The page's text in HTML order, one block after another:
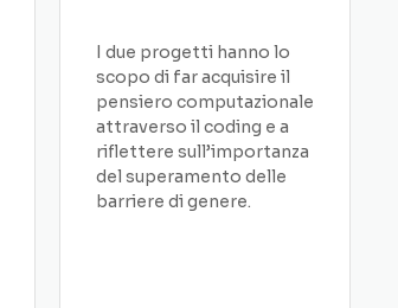
I due progetti hanno lo
scopo di far acquisire il
pensiero computazionale
attraverso il coding e a
riflettere sull’importanza
del superamento delle
barriere di genere.